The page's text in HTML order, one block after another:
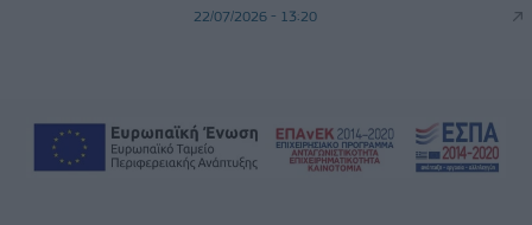
22/07/2026 - 13:20